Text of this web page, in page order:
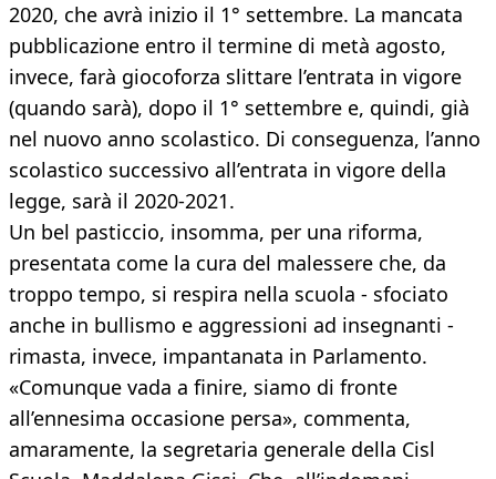
2020, che avrà inizio il 1° settembre. La mancata
pubblicazione entro il termine di metà agosto,
invece, farà giocoforza slittare l’entrata in vigore
(quando sarà), dopo il 1° settembre e, quindi, già
nel nuovo anno scolastico. Di conseguenza, l’anno
scolastico successivo all’entrata in vigore della
legge, sarà il 2020-2021.
Un bel pasticcio, insomma, per una riforma,
presentata come la cura del malessere che, da
troppo tempo, si respira nella scuola - sfociato
anche in bullismo e aggressioni ad insegnanti -
rimasta, invece, impantanata in Parlamento.
«Comunque vada a finire, siamo di fronte
all’ennesima occasione persa», commenta,
amaramente, la segretaria generale della Cisl